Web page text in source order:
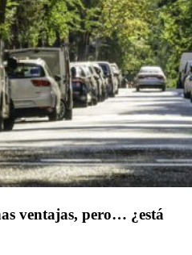
ventajas, pero… ¿está